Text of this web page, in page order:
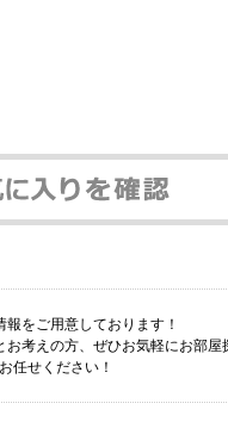
をご用意しております！
考えの方、ぜひお気軽にお部屋
任せください！